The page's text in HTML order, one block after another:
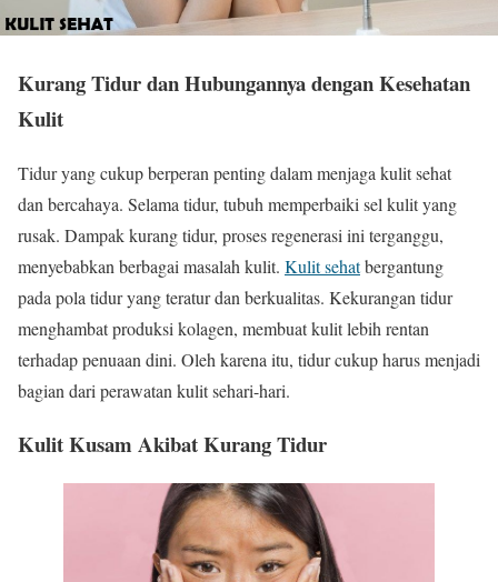
Kurang Tidur dan Hubungannya dengan Kesehatan
Kulit
Tidur yang cukup berperan penting dalam menjaga kulit sehat
dan bercahaya. Selama tidur, tubuh memperbaiki sel kulit yang
rusak. Dampak kurang tidur, proses regenerasi ini terganggu,
menyebabkan berbagai masalah kulit. Kulit sehatbergantung
pada pola tidur yang teratur dan berkualitas. Kekurangan tidur
menghambat produksi kolagen, membuat kulit lebih rentan
terhadap penuaan dini. Oleh karena itu, tidur cukup harus menjadi
bagian dari perawatan kulit sehari-hari.
Kulit Kusam Akibat Kurang Tidur